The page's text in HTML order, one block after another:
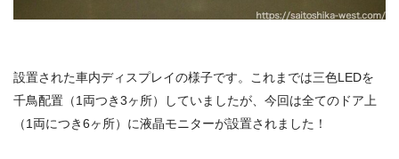
設置された車内ディスプレイの様子です。これまでは三色LEDを
千鳥配置（1両つき3ヶ所）していましたが、今回は全てのドア上
（1両につき6ヶ所）に液晶モニターが設置されました！